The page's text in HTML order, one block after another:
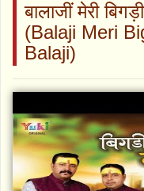
बालाजीं मेरी
(Balaji Meri
Balaji)